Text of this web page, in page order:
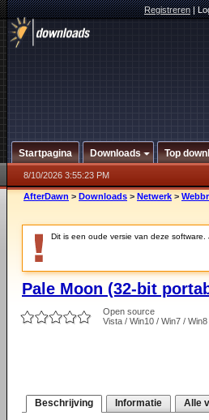
Registreren|
Startpagina Downloads Top
8/10/2026 3:55:23 PM
AfterDawn > Downloads > Netwerk >
Dit is een oude versie van deze software.
Pale Moon (32-bit
Open source
Vista / Win10 / Win7 /
Beschrijving Informatie Alle